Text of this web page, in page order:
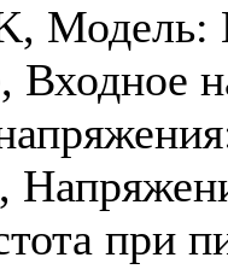
Модель:
Входное
при